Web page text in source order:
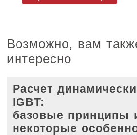
Возможно, вам
интересно
Расчет
IGBT:
базовые принципы
некоторые